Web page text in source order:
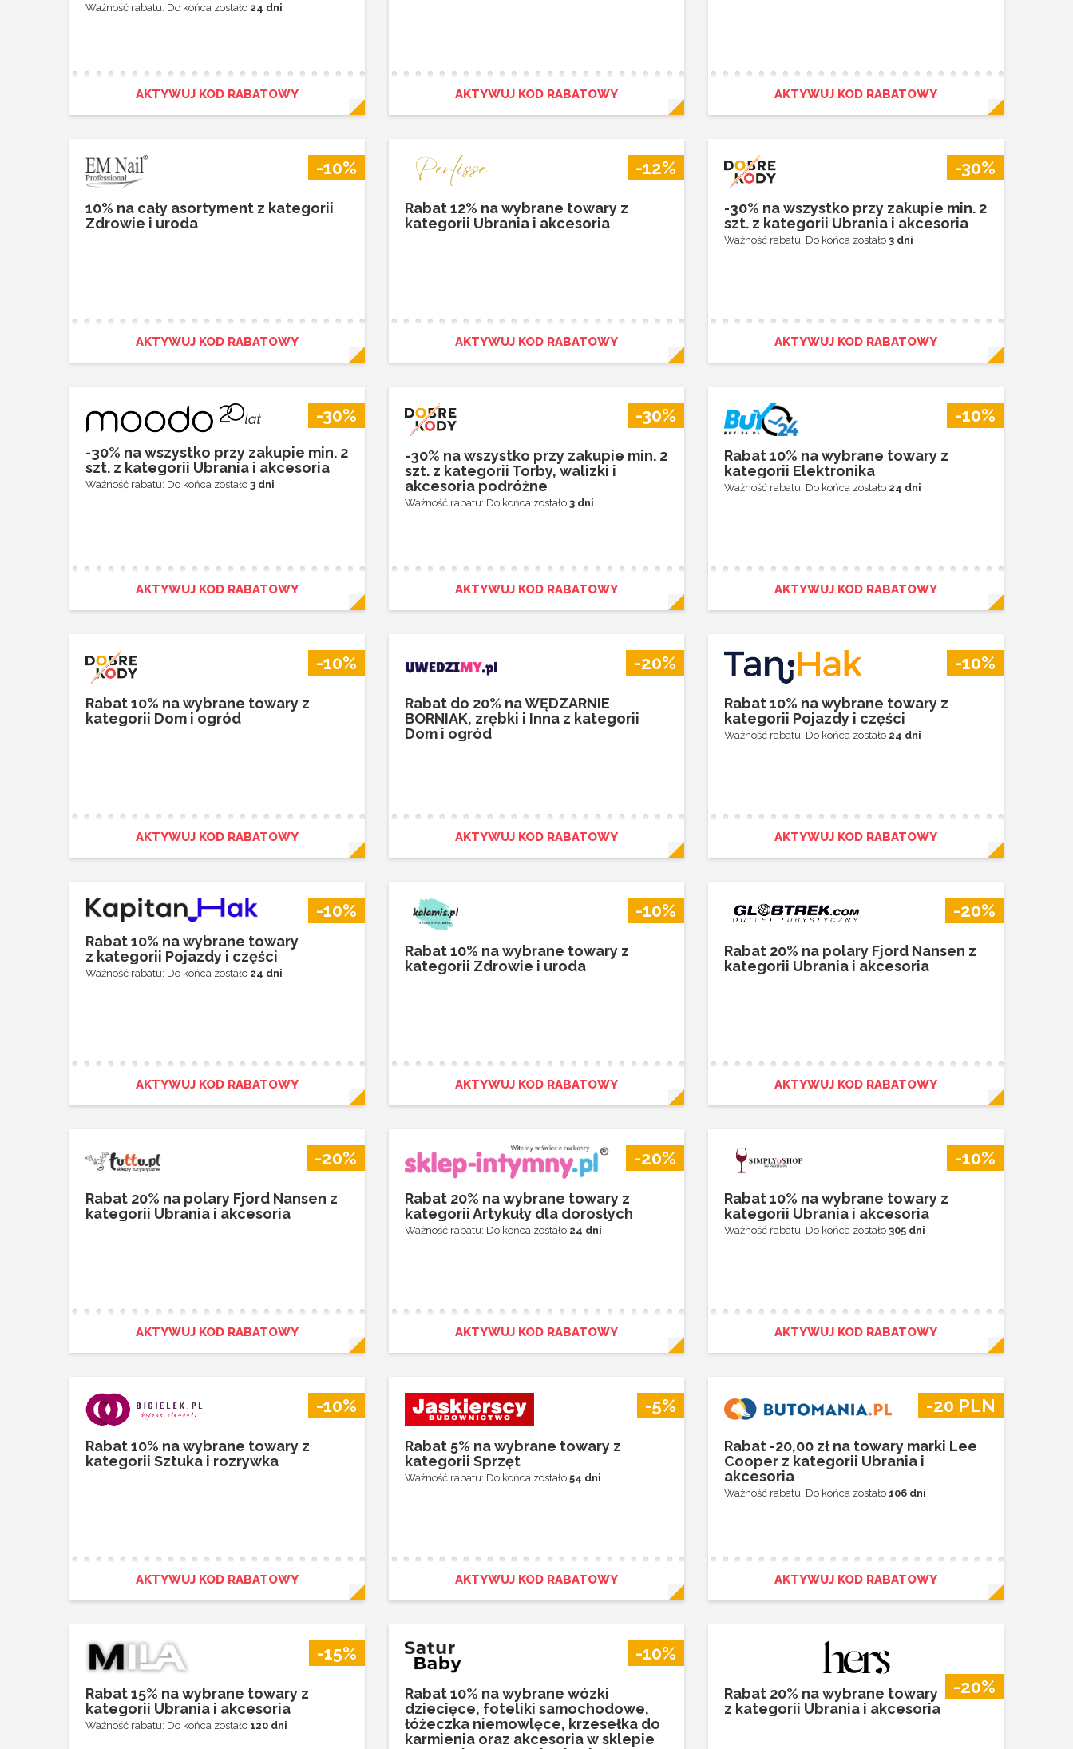
Ważność rabatu: Do końca zostało 24 dni
AKTYWUJ KOD RABATOWY AKTYWUJ KOD RABATOWY AKTYWUJ KOD RABATOWY
-10%
10% na cały asortyment z kategorii
Zdrowie i uroda
AKTYWUJ KOD RABATOWY
-12%
Rabat 12% na wybrane towary z
kategorii Ubrania i akcesoria
AKTYWUJ KOD RABATOWY
-30%
-30% na wszystko przy zakupie min. 2
szt. z kategorii Ubrania i akcesoria
Ważność rabatu: Do końca zostało 3 dni
AKTYWUJ KOD RABATOWY
-30%
-30% na wszystko przy zakupie min. 2
szt. z kategorii Ubrania i akcesoria
Ważność rabatu: Do końca zostało 3 dni
AKTYWUJ KOD RABATOWY
-30%
-30% na wszystko przy zakupie min. 2
szt. z kategorii Torby, walizki i
akcesoria podróżne
Ważność rabatu: Do końca zostało 3 dni
AKTYWUJ KOD RABATOWY
-10%
Rabat 10% na wybrane towary z
kategorii Elektronika
Ważność rabatu: Do końca zostało 24 dni
AKTYWUJ KOD RABATOWY
-10%
Rabat 10% na wybrane towary z
kategorii Dom i ogród
AKTYWUJ KOD RABATOWY
-20%
Rabat do 20% na WĘDZARNIE
BORNIAK, zrębki i Inna z kategorii
Dom i ogród
AKTYWUJ KOD RABATOWY
-10%
Rabat 10% na wybrane towary z
kategorii Pojazdy i części
Ważność rabatu: Do końca zostało 24 dni
AKTYWUJ KOD RABATOWY
-10%
Rabat 10% na wybrane towary
z kategorii Pojazdy i części
Ważność rabatu: Do końca zostało 24 dni
AKTYWUJ KOD RABATOWY
-10%
Rabat 10% na wybrane towary z
kategorii Zdrowie i uroda
AKTYWUJ KOD RABATOWY
-20%
Rabat 20% na polary Fjord Nansen z
kategorii Ubrania i akcesoria
AKTYWUJ KOD RABATOWY
-20%
Rabat 20% na polary Fjord Nansen z
kategorii Ubrania i akcesoria
AKTYWUJ KOD RABATOWY
-20%
Rabat 20% na wybrane towary z
kategorii Artykuły dla dorosłych
Ważność rabatu: Do końca zostało 24 dni
AKTYWUJ KOD RABATOWY
-10%
Rabat 10% na wybrane towary z
kategorii Ubrania i akcesoria
Ważność rabatu: Do końca zostało 305 dni
AKTYWUJ KOD RABATOWY
-10%
Rabat 10% na wybrane towary z
kategorii Sztuka i rozrywka
AKTYWUJ KOD RABATOWY
-5%
Rabat 5% na wybrane towary z
kategorii Sprzęt
Ważność rabatu: Do końca zostało 54 dni
AKTYWUJ KOD RABATOWY
-20 PLN
Rabat -20,00 zł na towary marki Lee
Cooper z kategorii Ubrania i
akcesoria
Ważność rabatu: Do końca zostało 106 dni
AKTYWUJ KOD RABATOWY
-15%
Rabat 15% na wybrane towary z
kategorii Ubrania i akcesoria
Ważność rabatu: Do końca zostało 120 dni
-10%
Rabat 10% na wybrane wózki
dziecięce, foteliki samochodowe,
łóżeczka niemowlęce, krzesełka do
karmienia oraz akcesoria w sklepie
-20%
Rabat 20% na wybrane towary
z kategorii Ubrania i akcesoria